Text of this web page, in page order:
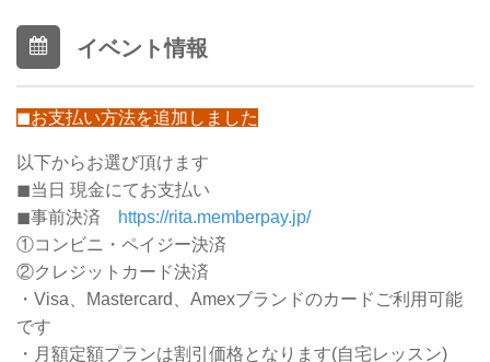
イベント情報
◼お支払い方法を追加しました
以下からお選び頂けます
◼当日 現金にてお支払い
◼事前決済
https://rita.memberpay.jp/
①コンビニ・ペイジー決済
②クレジットカード決済
・Visa、Mastercard、Amexブランドのカードご利用可能
です
・月額定額プランは割引価格となります(自宅レッスン)